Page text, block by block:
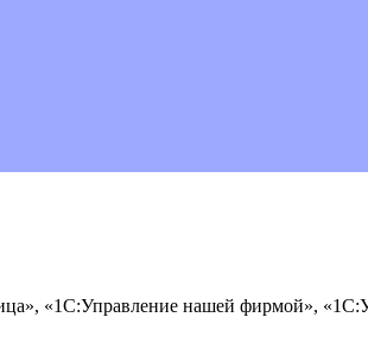
«1С:Управление нашей фирмой»,